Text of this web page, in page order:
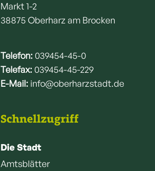
Markt 1-2
38875 Oberharz am Brocken
Telefon: 039454-45-0
Telefax: 039454-45-229
E-Mail: info@oberharzstadt.de
Schnellzugriff
Die Stadt
Amtsblätter